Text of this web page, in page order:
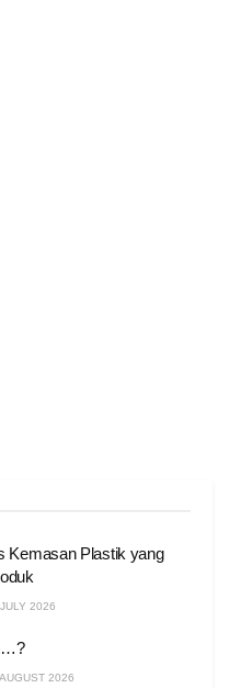
Kemasan Plastik yang
2026
2026